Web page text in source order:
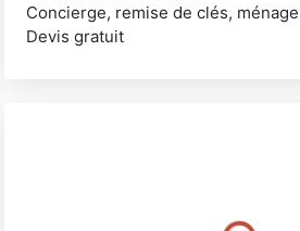
Concierge, remise de clés,
Devis gratuit